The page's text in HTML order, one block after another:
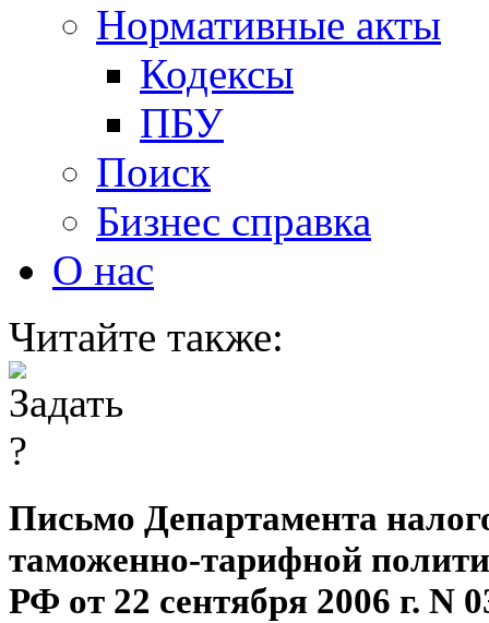
Нормативные акты
Кодексы
ПБУ
Поиск
Бизнес справка
О нас
Читайте также:
Письмо Департамента
таможенно-тарифной
РФ от 22 сентября 2006 г. N